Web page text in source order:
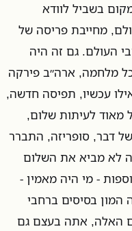
בשביל לוודא
מחייבת פריסה של
העולם. גם זה היה
מלחמה, ארה״ב פירקה
עכשיו, תפיסה חדשה,
מאוד לעיתות שלום,
דבר, סופריזה, התברר
לא מביא את השלום
- מי היה מאמין -
המון בסיסים ברחבי
האלה, אתה בעצם גם